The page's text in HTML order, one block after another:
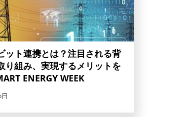
ット連携とは？注目される背
り組み、実現するメリットを
ENERGY WEEK